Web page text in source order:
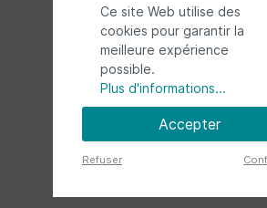
Ce site Web utilise des
cookies pour garantir la
meilleure expérience
possible.
Plus d'informations...
Accepter
Refuser